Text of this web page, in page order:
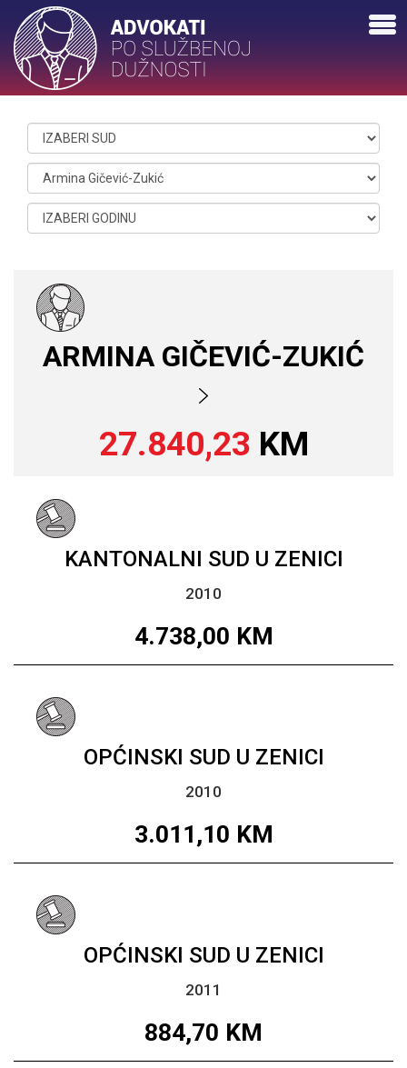
ARMINA GIČEVIĆ-ZUKIĆ
27.840,23 KM
KANTONALNI SUD U ZENICI
2010
4.738,00 KM
OPĆINSKI SUD U ZENICI
2010
3.011,10 KM
OPĆINSKI SUD U ZENICI
2011
884,70 KM